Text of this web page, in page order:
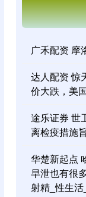
广禾配资 摩
达人配资 惊
价大跌，美
途乐证券 世
离检疫措施
华楚新起点
早泄也有很
射精_性生活